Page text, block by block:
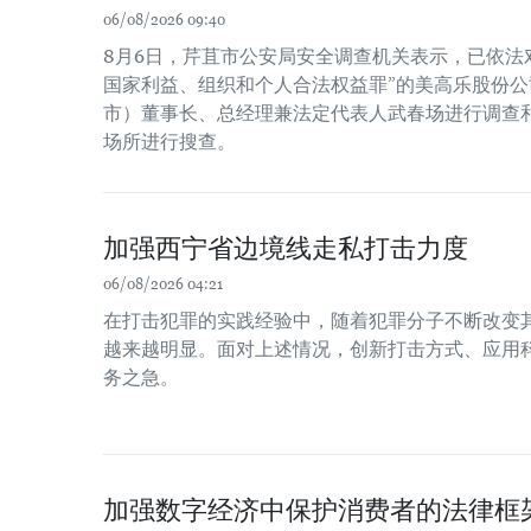
06/08/2026 09:40
8月6日，芹苴市公安局安全调查机关表示，已依
国家利益、组织和个人合法权益罪”的美高乐股份
市）董事长、总经理兼法定代表人武春场进行调查
场所进行搜查。
加强西宁省边境线走私打击力度
06/08/2026 04:21
在打击犯罪的实践经验中，随着犯罪分子不断改变
越来越明显。面对上述情况，创新打击方式、应用
务之急。
加强数字经济中保护消费者的法律框